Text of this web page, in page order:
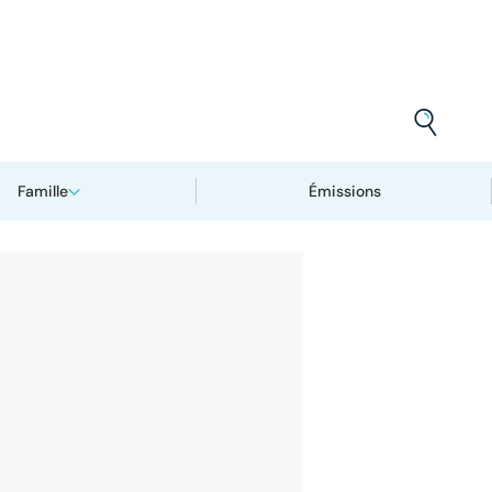
Famille Émissions